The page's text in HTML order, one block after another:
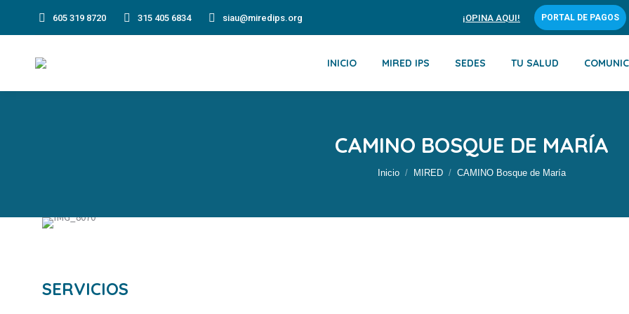
605 319 8720 315 405 6834 siau@miredips.org ¡OPINA AQUI! PORTAL DE PAGOS
INICIO MIRED IPS SEDES TU SALUD
CAMINO BOSQUE DE MARÍA
Estás aquí:
Inicio MIRED CAMINO Bosque de María
SERVICIOS